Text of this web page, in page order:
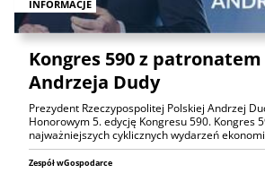
INFORMACJE
Kongres 590 z
Andrzeja Dudy
Prezydent Rzeczypospolitej Polskiej Andrzej
Honorowym 5. edycję Kongresu 590. Kongres
najważniejszych cyklicznych wydarzeń
Zespół wGospodarce